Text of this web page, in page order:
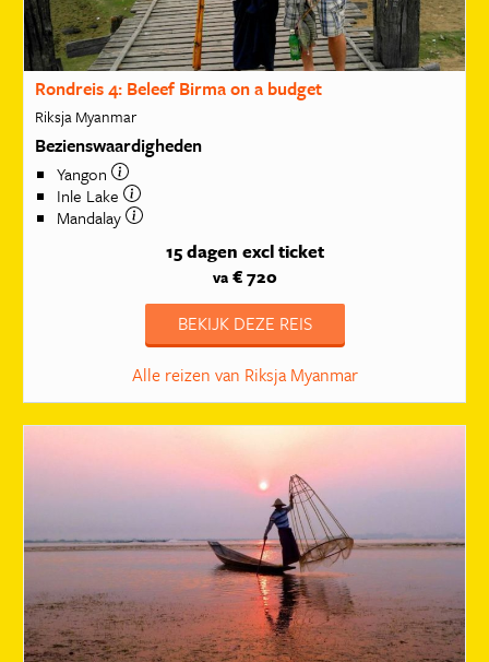
Rondreis 4: Beleef Birma on a budget
Riksja Myanmar
Bezienswaardigheden
Yangon
Inle Lake
Mandalay
15 dagen excl ticket
va€ 720
BEKIJK DEZE REIS
Alle reizen van Riksja Myanmar